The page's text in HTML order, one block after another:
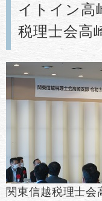
イトイン
税理士会高
関東信越税理士会